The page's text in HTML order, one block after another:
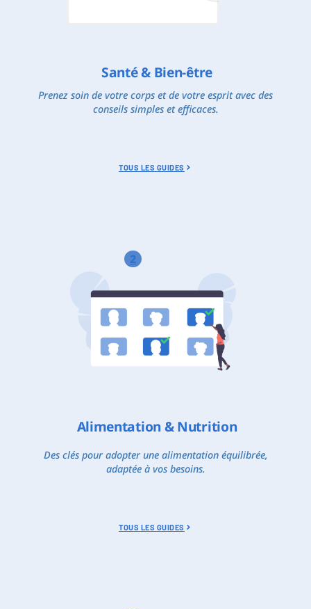
Santé & Bien-être
Prenez soin de votre corps et de votre esprit avec des
conseils simples et efficaces.
TOUS LES GUIDES
2
Alimentation & Nutrition
Des clés pour adopter une alimentation équilibrée,
adaptée à vos besoins.
TOUS LES GUIDES